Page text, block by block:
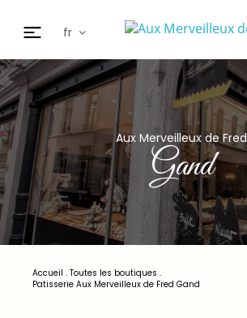
fr
en
de
日本
nl
cz
ar
es
Aux Merveilleux de Fred
Gand
Accueil . Toutes les boutiques .
Patisserie Aux Merveilleux de Fred Gand